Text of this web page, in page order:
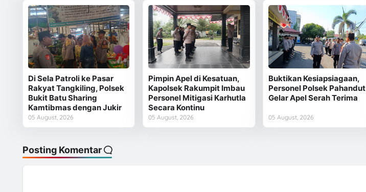
Di Sela Patroli ke Pasar
Rakyat Tangkiling, Polsek
Bukit Batu Sharing
Kamtibmas dengan Jukir
05 August, 2026
Pimpin Apel di Kesatuan,
Kapolsek Rakumpit Imbau
Personel Mitigasi Karhutla
Secara Kontinu
05 August, 2026
Buktikan Kesiapsiagaan,
Personel Polsek Pahandut
Gelar Apel Serah Terima
05 August, 2026
Posting Komentar